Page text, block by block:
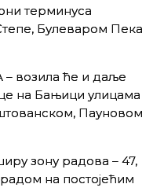
терминуса
Булеваром Пека
– возила ће и даље
на Бањици улицама
Пауновом
зону радова – 47,
на постојећим